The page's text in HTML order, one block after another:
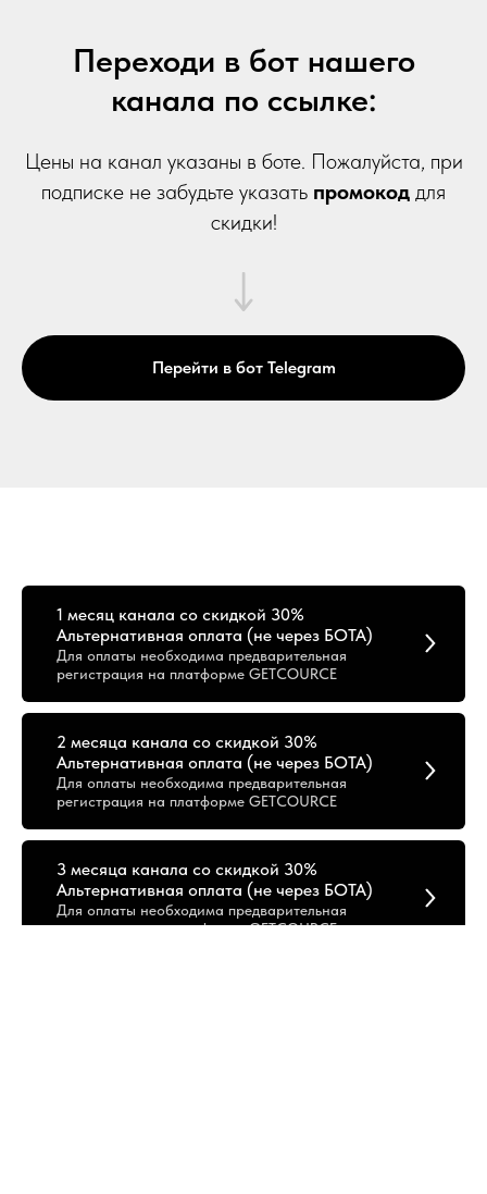
Переходи в бот нашего
канала по ссылке:
Цены на канал указаны в боте. Пожалуйста, при
подписке не забудьте указать промокод для
скидки!
Перейти в бот Telegram
1 месяц канала со скидкой 30%
Альтернативная оплата (не через БОТА)
Для оплаты необходима предварительная
регистрация на платформе GETCOURCE
2 месяца канала со скидкой 30%
Альтернативная оплата (не через БОТА)
Для оплаты необходима предварительная
регистрация на платформе GETCOURCE
3 месяца канала со скидкой 30%
Альтернативная оплата (не через БОТА)
Для оплаты необходима предварительная
регистрация на платформе GETCOURCE